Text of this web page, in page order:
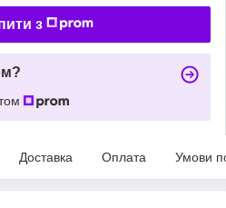
з
Доставка Оплата Умови